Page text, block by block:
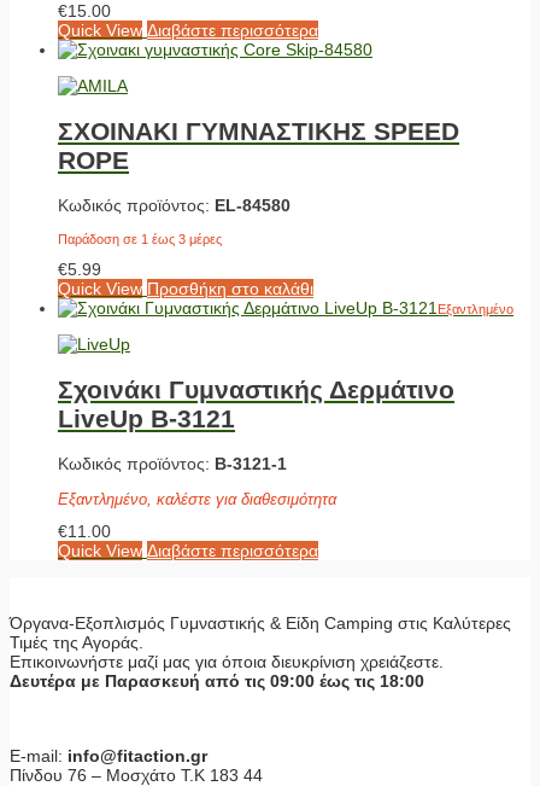
€15.00
Quick View Διαβάστε περισσότερα
ΣΧΟΙΝΑΚΙ ΓΥΜΝΑΣΤΙΚΗΣ SPEED
ROPE
Κωδικός προϊόντος: EL-84580
Παράδοση σε 1 έως 3 μέρες
€5.99
Quick View Προσθήκη στο καλάθι
Εξαντλημένο
Σχοινάκι Γυμναστικής Δερμάτινο
LiveUp Β-3121
Κωδικός προϊόντος: Β-3121-1
Εξαντλημένο, καλέστε για διαθεσιμότητα
€11.00
Quick View Διαβάστε περισσότερα
Όργανα-Εξοπλισμός Γυμναστικής & Είδη Camping στις Καλύτερες
Τιμές της Αγοράς.
Επικοινωνήστε μαζί μας για όποια διευκρίνιση χρειάζεστε.
Δευτέρα με Παρασκευή από τις 09:00 έως τις 18:00
E-mail: info@fitaction.gr
Πίνδου 76 – Μοσχάτο Τ.Κ 183 44